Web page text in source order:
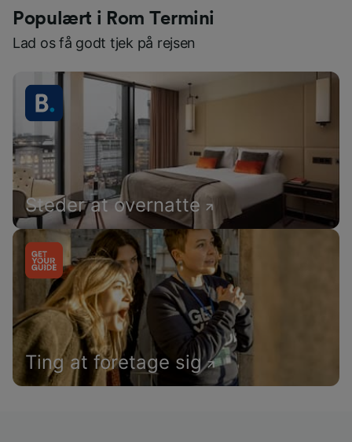
Populært i Rom Termini
Lad os få godt tjek på rejsen
Steder at overnatte
Ting at foretage sig